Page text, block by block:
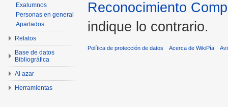
Exalumnos
Personas en general
Apartados
Relatos
Base de datos
Bibliográfica
Al azar
Herramientas
Reconocimiento
indique lo contrario.
Política de protección de datos Acerca de WikiPía